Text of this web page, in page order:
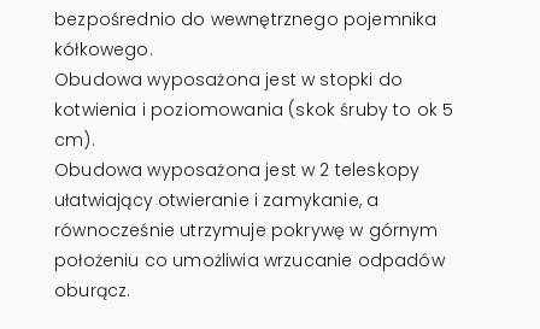
bezpośrednio do wewnętrznego pojemnika
kółkowego.
Obudowa wyposażona jest w stopki do
kotwienia i poziomowania (skok śruby to ok 5
cm).
Obudowa wyposażona jest w 2 teleskopy
ułatwiający otwieranie i zamykanie, a
równocześnie utrzymuje pokrywę w górnym
położeniu co umożliwia wrzucanie odpadów
oburącz.